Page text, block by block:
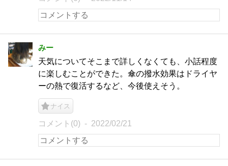
みー
天気についてそこまで詳しくなくても、小話程度
に楽しむことができた。傘の撥水効果はドライヤ
ーの熱で復活するなど、今後使えそう。
ナイス
コメント(0) 2022/02/21